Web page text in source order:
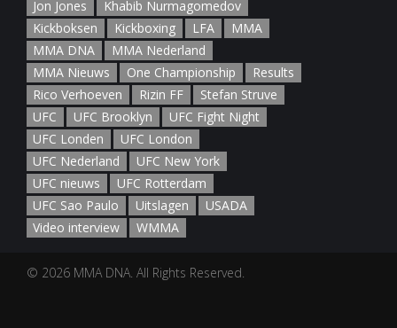
Jon Jones
Khabib Nurmagomedov
Kickboksen
Kickboxing LFA
MMA
MMA DNA
MMA Nederland
MMA Nieuws
One Championship
Results
Rico Verhoeven
Rizin FF
Stefan Struve
UFC
UFC Brooklyn
UFC Fight Night
UFC Londen
UFC London
UFC Nederland
UFC New York
UFC nieuws
UFC Rotterdam
UFC Sao Paulo
Uitslagen
USADA
Video interview
WMMA
© 2026 MMA DNA. All Rights Reserved.